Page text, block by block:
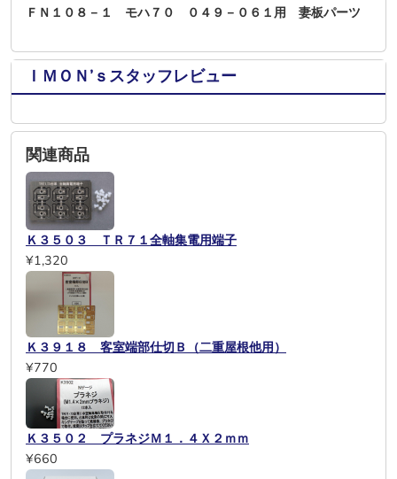
ＦＮ１０８－１ モハ７０ ０４９－０６１用 妻板パーツ
ＩＭＯＮ’ｓスタッフレビュー
関連商品
Ｋ３５０３ ＴＲ７１全軸集電用端子
¥1,320
Ｋ３９１８ 客室端部仕切Ｂ（二重屋根他用）
¥770
Ｋ３５０２ プラネジＭ１．４Ｘ２ｍｍ
¥660